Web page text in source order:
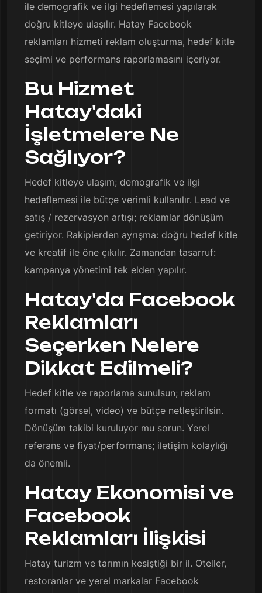
ile demografik ve ilgi hedeflemesi yapılarak
doğru kitleye ulaşılır. Hatay Facebook
reklamları hizmeti reklam oluşturma, hedef kitle
seçimi ve performans raporlamasını içeriyor.
Bu Hizmet
Hatay'daki
İşletmelere Ne
Sağlıyor?
Hedef kitleye ulaşım; demografik ve ilgi
hedeflemesi ile bütçe verimli kullanılır. Lead ve
satış / rezervasyon artışı; reklamlar dönüşüm
getiriyor. Rakiplerden ayrışma: doğru hedef kitle
ve kreatif ile öne çıkılır. Zamandan tasarruf:
kampanya yönetimi tek elden yapılır.
Hatay'da Facebook
Reklamları
Seçerken Nelere
Dikkat Edilmeli?
Hedef kitle ve raporlama sunulsun; reklam
formatı (görsel, video) ve bütçe netleştirilsin.
Dönüşüm takibi kuruluyor mu sorun. Yerel
referans ve fiyat/performans; iletişim kolaylığı
da önemli.
Hatay Ekonomisi ve
Facebook
Reklamları İlişkisi
Hatay turizm ve tarımın kesiştiği bir il. Oteller,
restoranlar ve yerel markalar Facebook